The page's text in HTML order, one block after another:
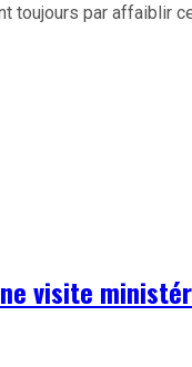
toujours par affaiblir
visite